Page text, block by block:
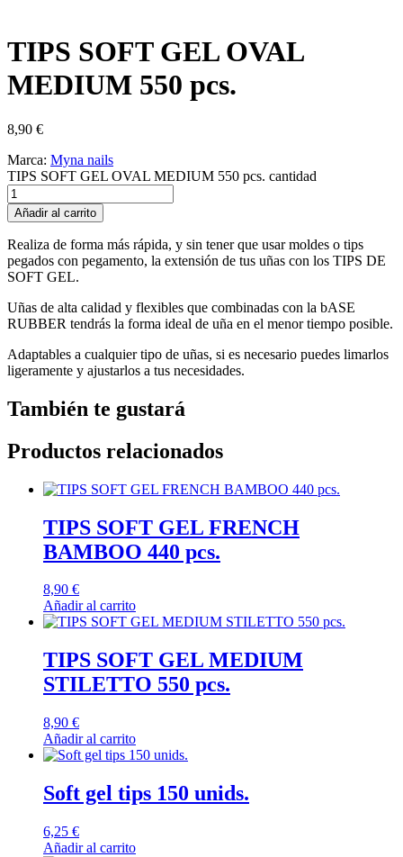
TIPS SOFT GEL OVAL
MEDIUM 550 pcs.
8,90 €
Marca: Myna nails
TIPS SOFT GEL OVAL MEDIUM 550 pcs. cantidad
Añadir al carrito
Realiza de forma más rápida, y sin tener que usar moldes o tips
pegados con pegamento, la extensión de tus uñas con los TIPS DE
SOFT GEL.
Uñas de alta calidad y flexibles que combinadas con la bASE
RUBBER tendrás la forma ideal de uña en el menor tiempo posible.
Adaptables a cualquier tipo de uñas, si es necesario puedes limarlos
ligeramente y ajustarlos a tus necesidades.
También te gustará
Productos relacionados
TIPS SOFT GEL FRENCH
BAMBOO 440 pcs.
8,90 €
Añadir al carrito
TIPS SOFT GEL MEDIUM
STILETTO 550 pcs.
8,90 €
Añadir al carrito
Soft gel tips 150 unids.
6,25 €
Añadir al carrito